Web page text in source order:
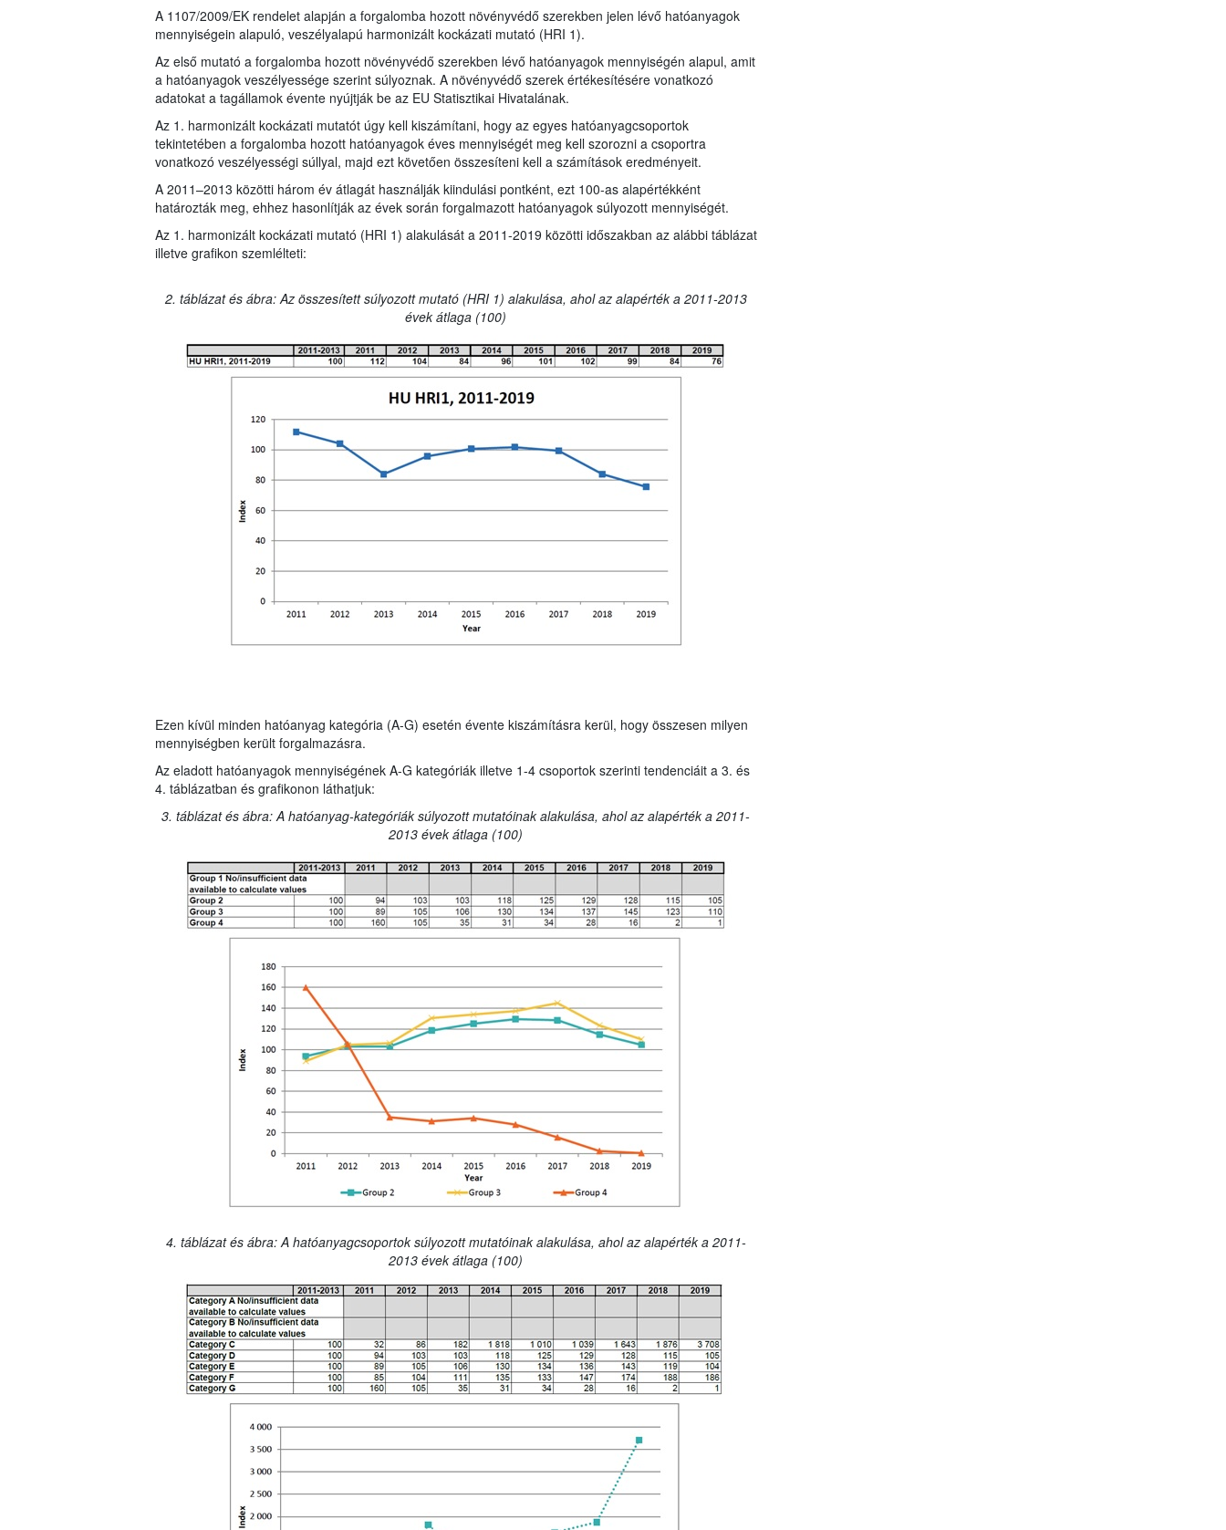
A 1107/2009/EK rendelet alapján a forgalomba hozott növényvédő szerekben jelen lévő hatóanyagok
mennyiségein alapuló, veszélyalapú harmonizált kockázati mutató (HRI 1).
Az első mutató a forgalomba hozott növényvédő szerekben lévő hatóanyagok mennyiségén alapul, amit
a hatóanyagok veszélyessége szerint súlyoznak. A növényvédő szerek értékesítésére vonatkozó
adatokat a tagállamok évente nyújtják be az EU Statisztikai Hivatalának.
Az 1. harmonizált kockázati mutatót úgy kell kiszámítani, hogy az egyes hatóanyagcsoportok
tekintetében a forgalomba hozott hatóanyagok éves mennyiségét meg kell szorozni a csoportra
vonatkozó veszélyességi súllyal, majd ezt követően összesíteni kell a számítások eredményeit.
A 2011–2013 közötti három év átlagát használják kiindulási pontként, ezt 100-as alapértékként
határozták meg, ehhez hasonlítják az évek során forgalmazott hatóanyagok súlyozott mennyiségét.
Az 1. harmonizált kockázati mutató (HRI 1) alakulását a 2011-2019 közötti időszakban az alábbi táblázat
illetve grafikon szemlélteti:
2. táblázat és ábra: Az összesített súlyozott mutató (HRI 1) alakulása, ahol az alapérték a 2011-2013
évek átlaga (100)
Ezen kívül minden hatóanyag kategória (A-G) esetén évente kiszámításra kerül, hogy összesen milyen
mennyiségben került forgalmazásra.
Az eladott hatóanyagok mennyiségének A-G kategóriák illetve 1-4 csoportok szerinti tendenciáit a 3. és
4. táblázatban és grafikonon láthatjuk:
3. táblázat és ábra: A hatóanyag-kategóriák súlyozott mutatóinak alakulása, ahol az alapérték a 2011-
2013 évek átlaga (100)
4. táblázat és ábra: A hatóanyagcsoportok súlyozott mutatóinak alakulása, ahol az alapérték a 2011-
2013 évek átlaga (100)